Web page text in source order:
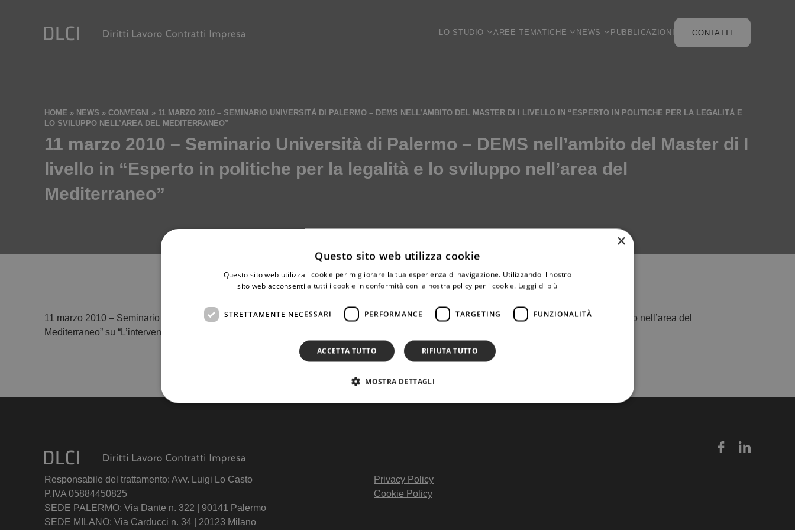
LO STUDIO AREE TEMATICHE NEWS PUBBLICAZIONI CONTATTI
HOME » NEWS »CONVEGNI » 11 MARZO 2010 – SEMINARIO UNIVERSITÀ DI PALERMO – DEMS NELL’AMBITO DEL MASTER DI I LIVELLO IN “ESPERTO IN POLITICHE PER LA LEGALITÀ E
LO SVILUPPO NELL’AREA DEL MEDITERRANEO”
11 marzo 2010 – Seminario Università di Palermo – DEMS nell’ambito del Master di I
livello in “Esperto in politiche per la legalità e lo sviluppo nell’area del
Mediterraneo”
11 marzo 2010 – Seminario Università di Palermo – DEMS nell’ambito del Master di I livello in “Esperto in politiche per la legalità e lo sviluppo nell’area del
Mediterraneo” su “L’intervento pubblico e privato nel mercato del lavoro”.
Responsabile del trattamento: Avv. Luigi Lo Casto
P.IVA 05884450825
SEDE PALERMO: Via Dante n. 322 | 90141 Palermo
SEDE MILANO: Via Carducci n. 34 | 20123 Milano
Privacy Policy
Cookie Policy
×
Questo sito web utilizza cookie
Questo sito web utilizza i cookie per migliorare la tua esperienza di navigazione. Utilizzando il nostro
sito web acconsenti a tutti i cookie in conformità con la nostra policy per i cookie. Leggi di più
STRETTAMENTE NECESSARI PERFORMANCE TARGETING FUNZIONALITÀ
ACCETTA TUTTO RIFIUTA TUTTO
MOSTRA DETTAGLI